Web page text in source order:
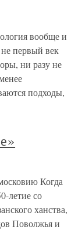
вообще и
первый век
ни разу не
подходы,
Когда
летие со
ханства,
Поволжья и